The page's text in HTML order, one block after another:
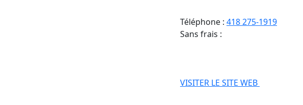
Téléphone : 418 275-1919
Sans frais :
VISITER LE SITE WEB